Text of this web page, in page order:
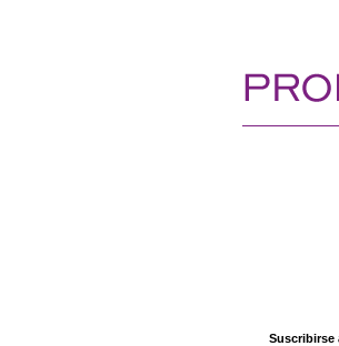
Suscribirse